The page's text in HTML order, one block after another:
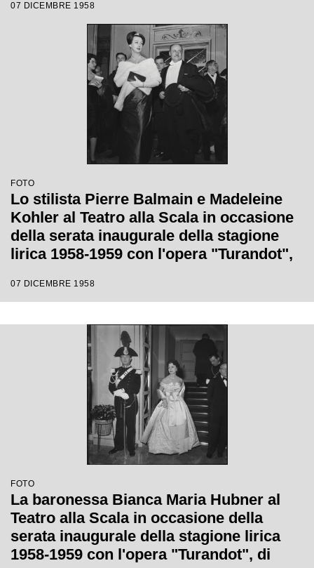
da Antonino Votto, con la regia di
Margherita Wallmann
07 DICEMBRE 1958
FOTO
Lo stilista Pierre Balmain e Madeleine
Kohler al Teatro alla Scala in occasione
della serata inaugurale della stagione
lirica 1958-1959 con l'opera "Turandot",
Votto con la regia di Margherita
07 DICEMBRE 1958
FOTO
La baronessa Bianca Maria Hubner al
Teatro alla Scala in occasione della
serata inaugurale della stagione lirica
1958-1959 con l'opera "Turandot", di